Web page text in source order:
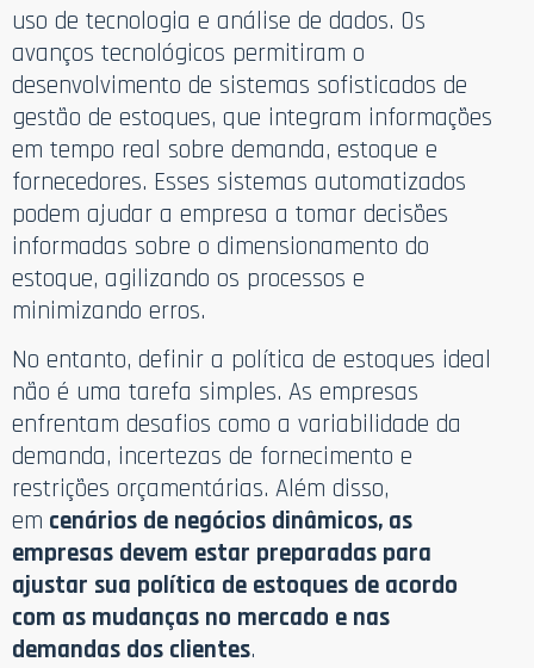
uso de tecnologia e análise de dados. Os
avanços tecnológicos permitiram o
desenvolvimento de sistemas sofisticados de
gestão de estoques, que integram informações
em tempo real sobre demanda, estoque e
fornecedores. Esses sistemas automatizados
podem ajudar a empresa a tomar decisões
informadas sobre o dimensionamento do
estoque, agilizando os processos e
minimizando erros.
No entanto, definir a política de estoques ideal
não é uma tarefa simples. As empresas
enfrentam desafios como a variabilidade da
demanda, incertezas de fornecimento e
restrições orçamentárias. Além disso,
em cenários de negócios dinâmicos, as
empresas devem estar preparadas para
ajustar sua política de estoques de acordo
com as mudanças no mercado e nas
demandas dos clientes.